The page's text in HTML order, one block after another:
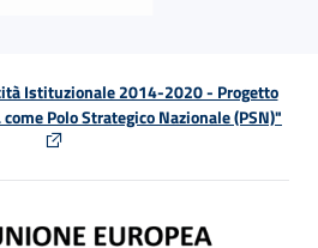
Istituzionale 2014-2020 - Progetto
Polo Strategico Nazionale (PSN)"